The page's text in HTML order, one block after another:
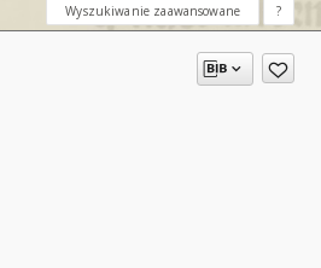
Wyszukiwanie zaawansowane ?